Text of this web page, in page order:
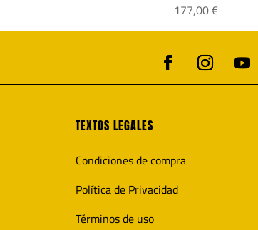
177,00€
TEXTOS LEGALES
Condiciones de compra
Política de Privacidad
Términos de uso